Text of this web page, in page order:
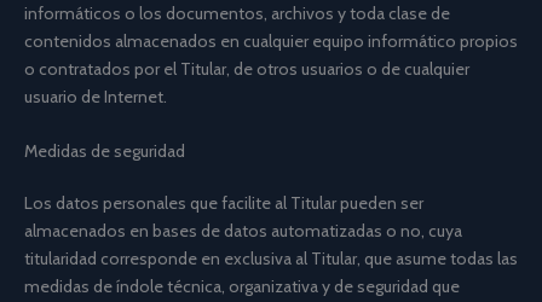
informáticos o los documentos, archivos y toda clase de
contenidos almacenados en cualquier equipo informático propios
o contratados por el Titular, de otros usuarios o de cualquier
usuario de Internet.
Medidas de seguridad
Los datos personales que facilite al Titular pueden ser
almacenados en bases de datos automatizadas o no, cuya
titularidad corresponde en exclusiva al Titular, que asume todas las
medidas de índole técnica, organizativa y de seguridad que